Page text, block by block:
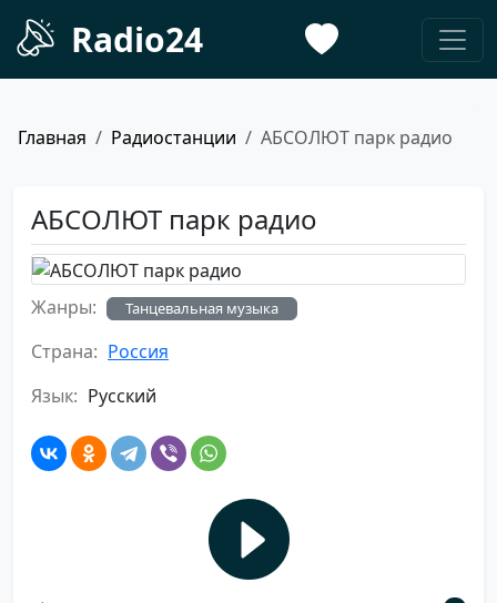
Radio24
Главная Радиостанции АБСОЛЮТ парк радио
АБСОЛЮТ парк радио
Жанры: Танцевальная музыка
Страна: Россия
Язык: Русский